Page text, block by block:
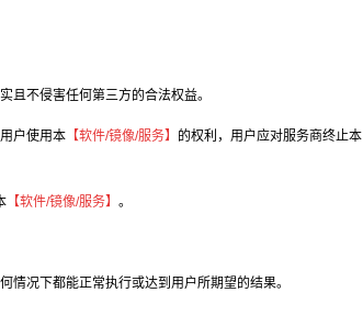
且不侵害任何第三方的合法权益。
户使用本 【软件/镜像/服务】 的权利，用户应对服务商终止本
【软件/镜像/服务】 。
情况下都能正常执行或达到用户所期望的结果。